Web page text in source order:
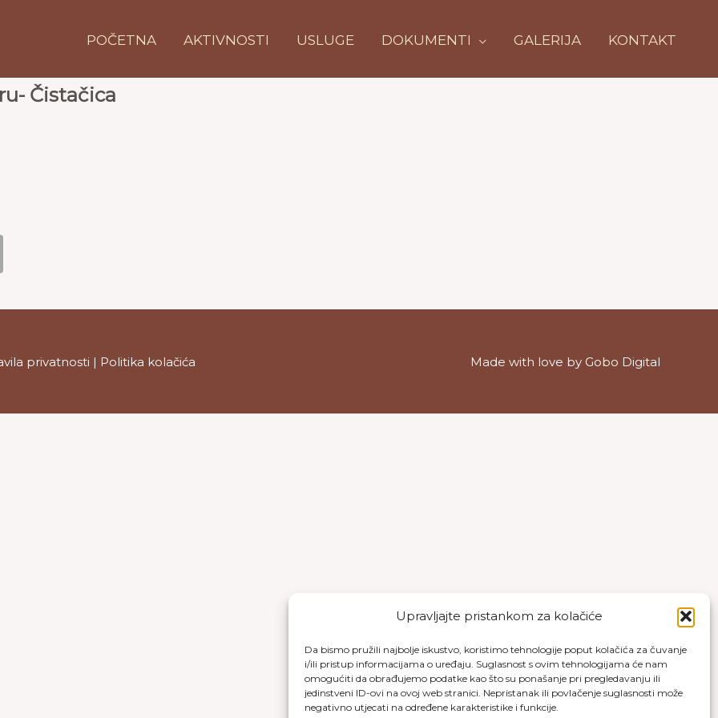
Upravljajte pristankom za kolačiće
Da bismo pružili najbolje iskustvo, koristimo tehnologije poput kolačića za čuvanje
i/ili pristup informacijama o uređaju. Suglasnost s ovim tehnologijama će nam
omogućiti da obrađujemo podatke kao što su ponašanje pri pregledavanju ili
jedinstveni ID-ovi na ovoj web stranici. Nepristanak ili povlačenje suglasnosti može
negativno utjecati na određene karakteristike i funkcije.
POČETNA AKTIVNOSTI USLUGE DOKUMENTI GALERIJA KONTAKT
Čistačica
privatnosti | Politika kolačića Made with love by Gobo Digital